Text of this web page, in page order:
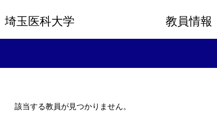
埼玉医科大学 教員情報
該当する教員が見つかりません。